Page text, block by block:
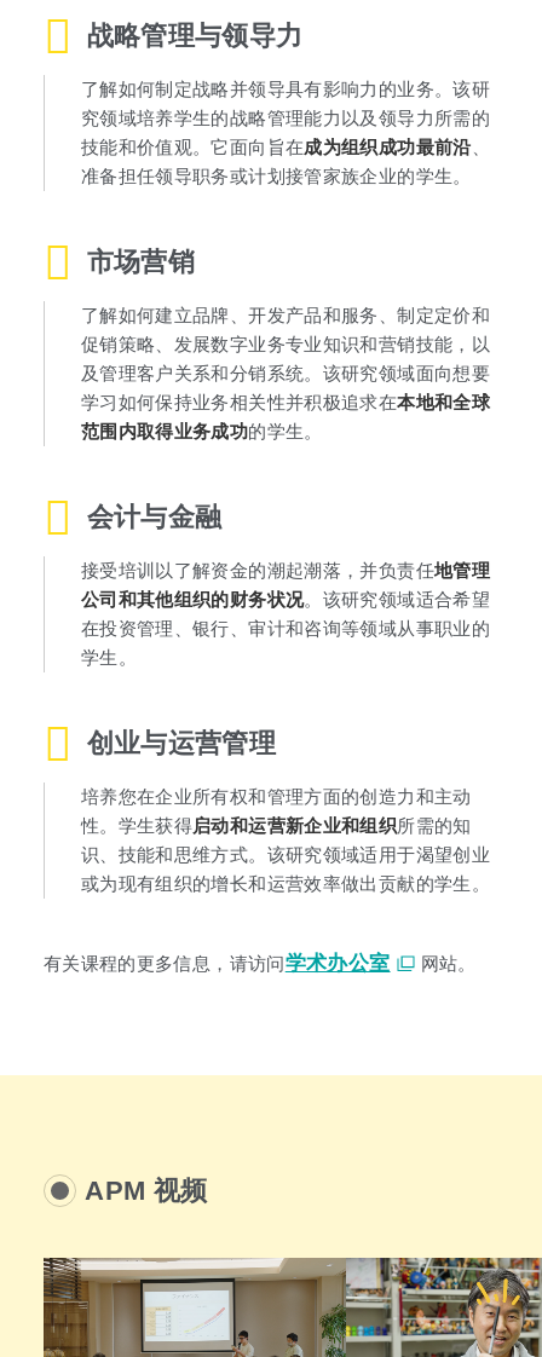
战略管理与领导力
了解如何制定战略并领导具有影响力的业务。该研
究领域培养学生的战略管理能力以及领导力所需的
技能和价值观。它面向旨在成为组织成功最前沿
准备担任领导职务或计划接管家族企业的学生。
市场营销
了解如何建立品牌、开发产品和服务、制定定价和
促销策略、发展数字业务专业知识和营销技能，以
及管理客户关系和分销系统。该研究领域面向想要
学习如何保持业务相关性并积极追求在本地和全球
范围内取得业务成功的学生。
会计与金融
接受培训以了解资金的潮起潮落，并负责任地管理
公司和其他组织的财务状况。该研究领域适合希望
在投资管理、银行、审计和咨询等领域从事职业的
学生。
创业与运营管理
培养您在企业所有权和管理方面的创造力和主动
性。学生获得启动和运营新企业和组织所需的知
识、技能和思维方式。该研究领域适用于渴望创业
或为现有组织的增长和运营效率做出贡献的学生。
有关课程的更多信息，请访问学术办公室 网站。
APM 视频